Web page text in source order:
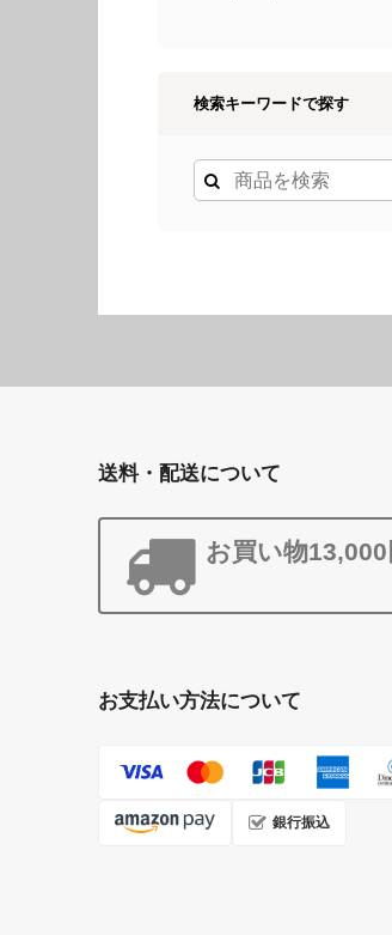
検索キーワードで探す
送料・配送について
お買い物13,000
お支払い方法について
銀行振込